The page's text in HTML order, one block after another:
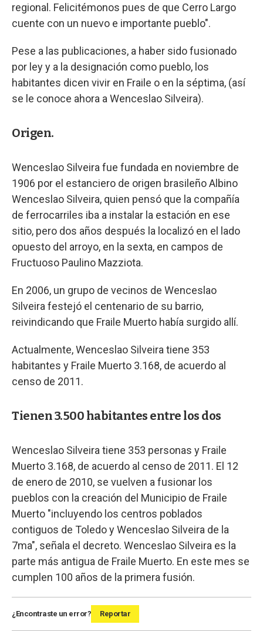
regional. Felicitémonos pues de que Cerro Largo
cuente con un nuevo e importante pueblo".
Pese a las publicaciones, a haber sido fusionado
por ley y a la designación como pueblo, los
habitantes dicen vivir en Fraile o en la séptima, (así
se le conoce ahora a Wenceslao Silveira).
Origen.
Wenceslao Silveira fue fundada en noviembre de
1906 por el estanciero de origen brasileño Albino
Wenceslao Silveira, quien pensó que la compañía
de ferrocarriles iba a instalar la estación en ese
sitio, pero dos años después la localizó en el lado
opuesto del arroyo, en la sexta, en campos de
Fructuoso Paulino Mazziota.
En 2006, un grupo de vecinos de Wenceslao
Silveira festejó el centenario de su barrio,
reivindicando que Fraile Muerto había surgido allí.
Actualmente, Wenceslao Silveira tiene 353
habitantes y Fraile Muerto 3.168, de acuerdo al
censo de 2011.
Tienen 3.500 habitantes entre los dos
Wenceslao Silveira tiene 353 personas y Fraile
Muerto 3.168, de acuerdo al censo de 2011. El 12
de enero de 2010, se vuelven a fusionar los
pueblos con la creación del Municipio de Fraile
Muerto "incluyendo los centros poblados
contiguos de Toledo y Wenceslao Silveira de la
7ma", señala el decreto. Wenceslao Silveira es la
parte más antigua de Fraile Muerto. En este mes se
cumplen 100 años de la primera fusión.
¿Encontraste un error? Reportar